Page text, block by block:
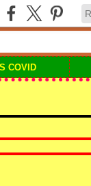
COVID